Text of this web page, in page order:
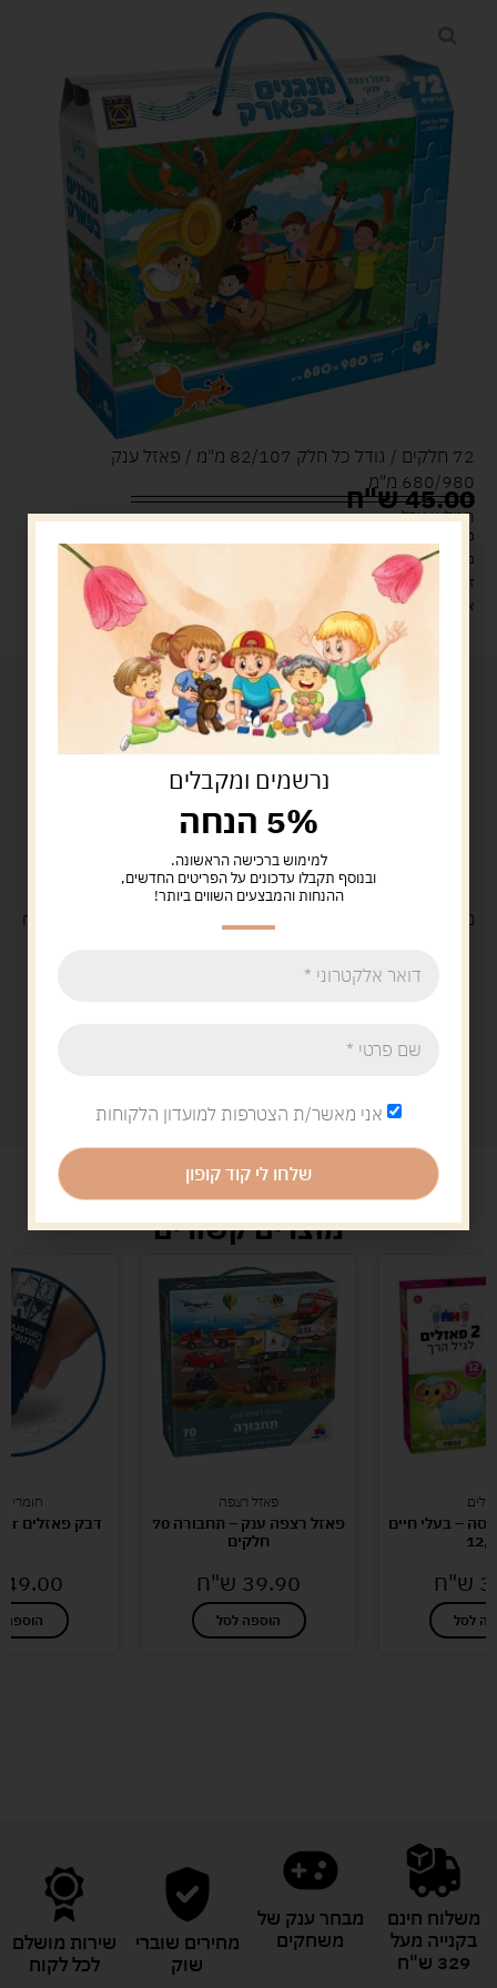
72 חלקים / גודל כל חלק 82/107 מ"מ / פאזל ענק
680/980 מ"מ
45.00ש"ח
המלאי אזל
מעל 329 ש"ח, משלוח עם שליח עד הבית חינם! – 0 ₪
משלוח עם שליח עד הבית: 29 ש"ח
זמן אספקה: עד 4 ימי עסקים.
איסוף עצמי: מ"ביתר טויס" רחוב בניין דוד 18, ביתר עילית.
משלוח
מוצרים קשורים
– בעלי חיים
ש"ח
לסל
פאזל רצפה
פאזל רצפה ענק – תחבורה 70
חלקים
39.90 ש"ח
הוספה לסל
חומרי
דבק פאזלים ravensburger
49.00
הוספה
משלוח חינם
בקנייה מעל
329 ש"ח
מבחר ענק של
משחקים
מחירים שוברי
שוק
שירות מושלם
לכל לקוח
נרשמים ומקבלים
5% הנחה
למימוש ברכישה הראשונה.
ובנוסף תקבלו עדכונים על הפריטים החדשים,
ההנחות והמבצעים השווים ביותר!
אני מאשר/ת הצטרפות למועדון הלקוחות
שלחו לי קוד קופון